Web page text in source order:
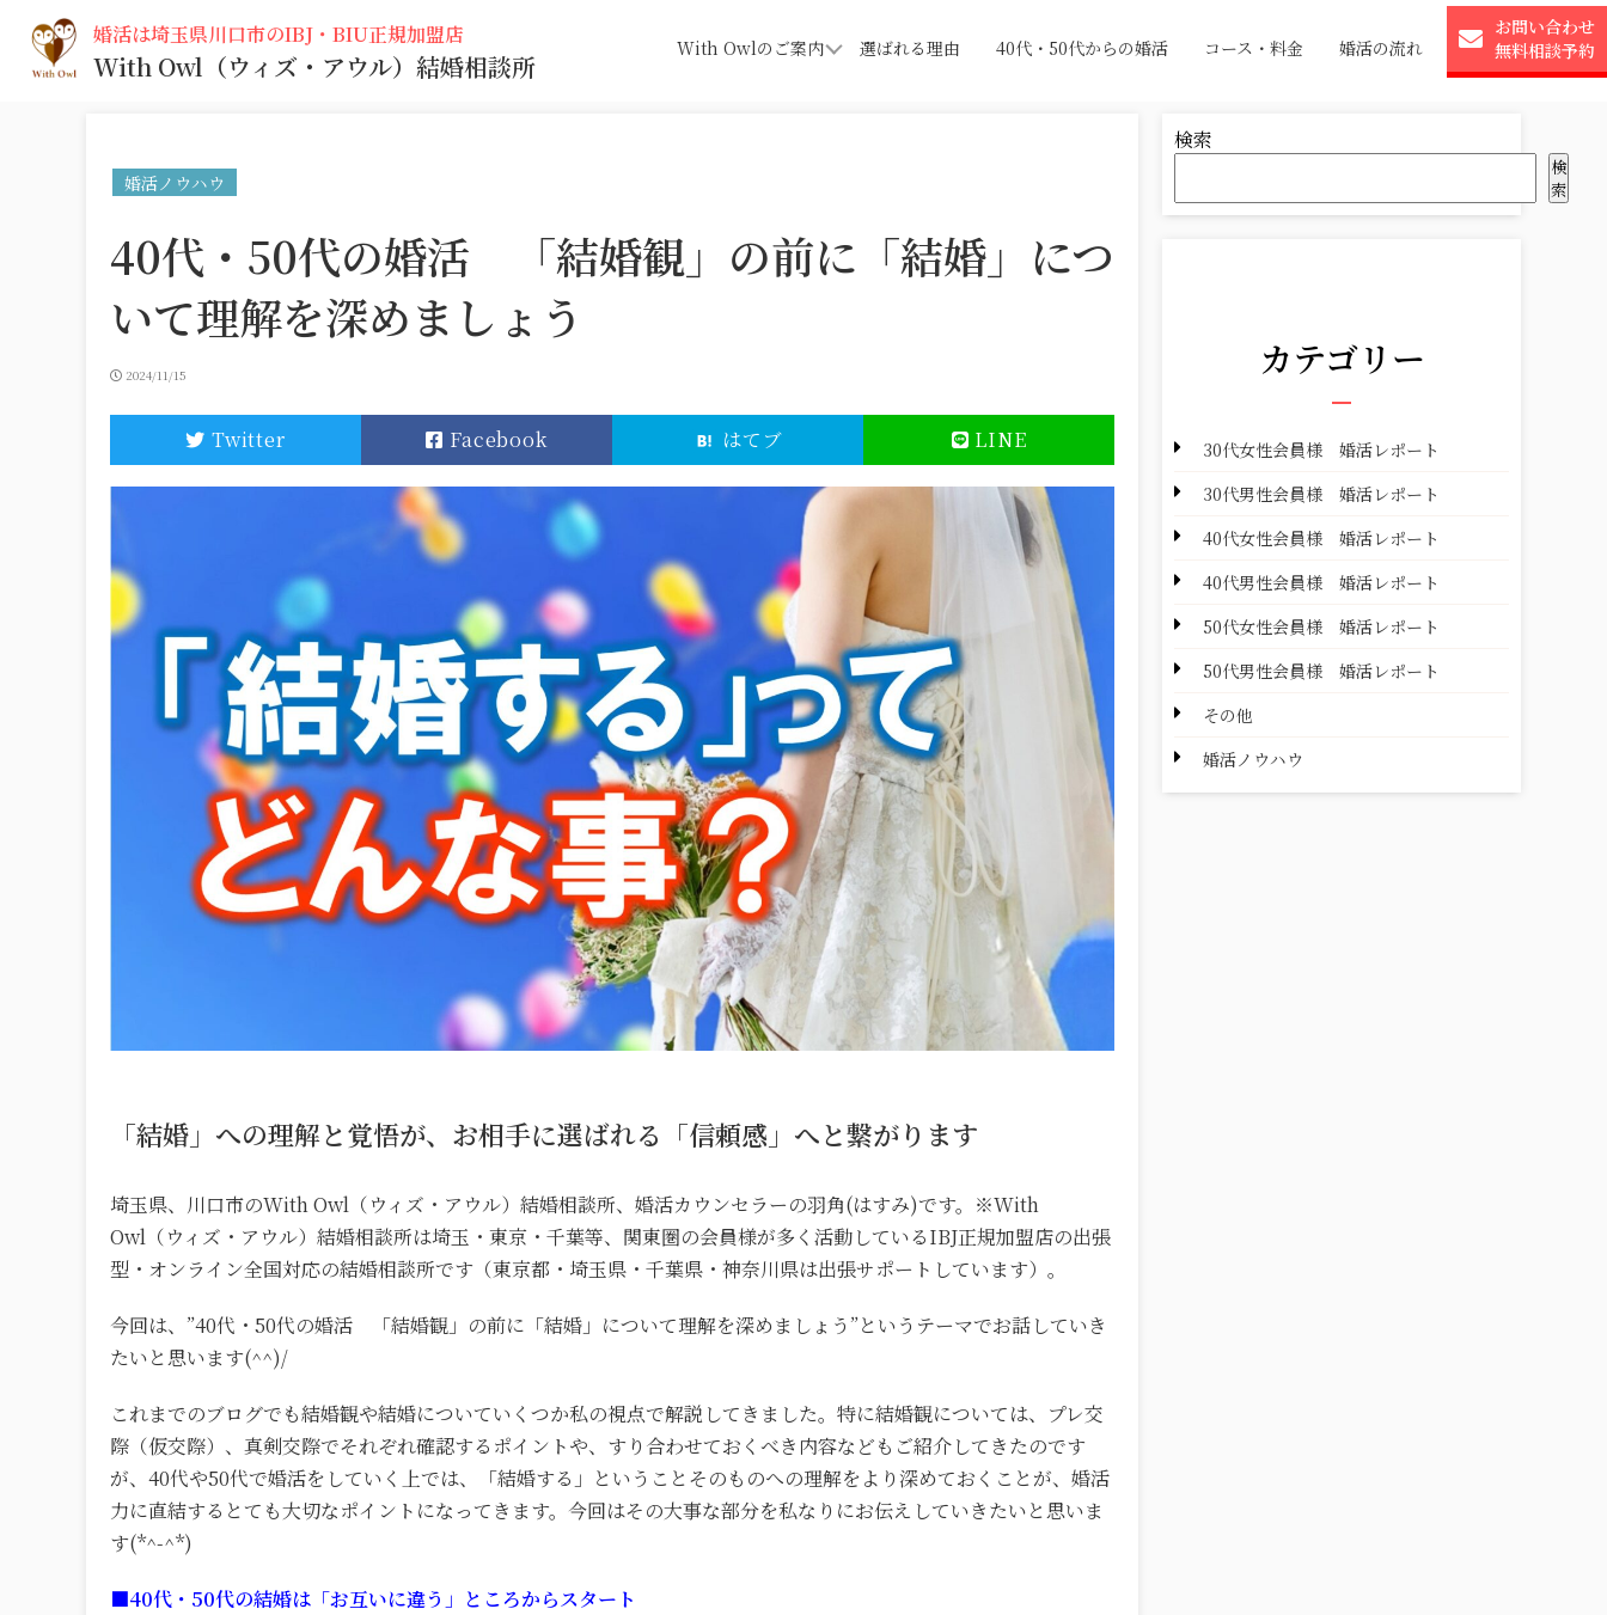
婚活は埼玉県川口市のIBJ・BIU正規加盟店
With Owl （ウィズ・アウル） 結婚相談所
With Owlのご案内 選ばれる理由 40代・50代からの婚活 コース・料金 婚活の流れ
お問い合わせ
無料相談予約
婚活ノウハウ
40代・50代の婚活 「結婚観」の前に「結婚」につ
いて理解を深めましょう
2024/11/15
Twitter Facebook はてブ LINE
「結婚」への理解と覚悟が、お相手に選ばれる「信頼感」へと繋がります
埼玉県、川口市のWith Owl（ウィズ・アウル）結婚相談所、婚活カウンセラーの羽角(はすみ)です。※With
Owl（ウィズ・アウル）結婚相談所は埼玉・東京・千葉等、関東圏の会員様が多く活動しているIBJ正規加盟店の出張
型・オンライン全国対応の結婚相談所です（東京都・埼玉県・千葉県・神奈川県は出張サポートしています）。
今回は、”40代・50代の婚活 「結婚観」の前に「結婚」について理解を深めましょう”というテーマでお話していき
たいと思います(^^)/
これまでのブログでも結婚観や結婚についていくつか私の視点で解説してきました。特に結婚観については、プレ交
際（仮交際）、真剣交際でそれぞれ確認するポイントや、すり合わせておくべき内容などもご紹介してきたのです
が、40代や50代で婚活をしていく上では、「結婚する」ということそのものへの理解をより深めておくことが、婚活
力に直結するとても大切なポイントになってきます。今回はその大事な部分を私なりにお伝えしていきたいと思いま
す(*^-^*)
■40代・50代の結婚は「お互いに違う」ところからスタート
検索
検
索
カテゴリー
30代女性会員様 婚活レポート
30代男性会員様 婚活レポート
40代女性会員様 婚活レポート
40代男性会員様 婚活レポート
50代女性会員様 婚活レポート
50代男性会員様 婚活レポート
その他
婚活ノウハウ